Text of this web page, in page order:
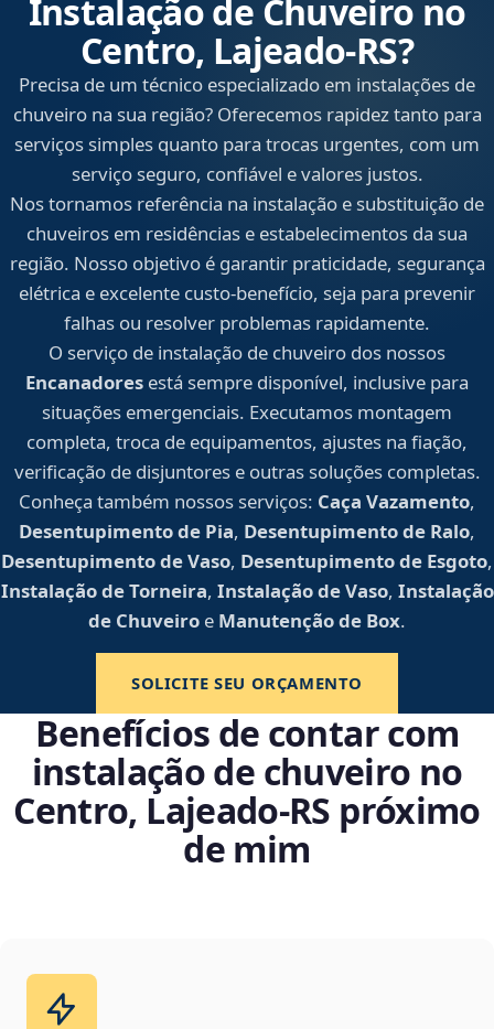
Instalação de Chuveiro no
Centro, Lajeado‑RS?
Precisa de um técnico especializado em instalações de
chuveiro na sua região? Oferecemos rapidez tanto para
serviços simples quanto para trocas urgentes, com um
serviço seguro, confiável e valores justos.
Nos tornamos referência na instalação e substituição de
chuveiros em residências e estabelecimentos da sua
região. Nosso objetivo é garantir praticidade, segurança
elétrica e excelente custo-benefício, seja para prevenir
falhas ou resolver problemas rapidamente.
O serviço de instalação de chuveiro dos nossos
Encanadores está sempre disponível, inclusive para
situações emergenciais. Executamos montagem
completa, troca de equipamentos, ajustes na fiação,
verificação de disjuntores e outras soluções completas.
Conheça também nossos serviços: Caça Vazamento,
Desentupimento de Pia, Desentupimento de Ralo,
Desentupimento de Vaso, Desentupimento de Esgoto,
Instalação de Torneira, Instalação de Vaso, Instalação
de Chuveiro e Manutenção de Box.
SOLICITE SEU ORÇAMENTO
Benefícios de contar com
instalação de chuveiro no
Centro, Lajeado‑RS próximo
de mim